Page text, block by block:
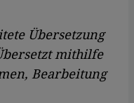
Übersetzung
mithilfe
Bearbeitung